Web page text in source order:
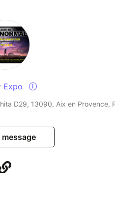
d'identifier et
des Châteaux
tente à prouver
un voyant)
Expo
D29, 13090, Aix en Provence,
message